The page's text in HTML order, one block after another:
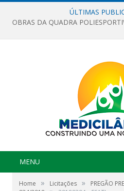
ÚLTIMAS
MENU
Home » Licitações »
PREGÃO